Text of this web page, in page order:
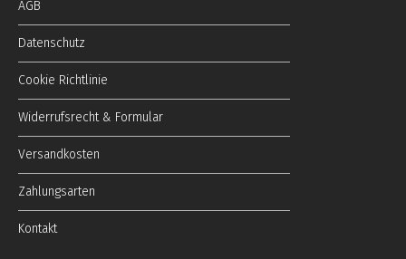
AGB
Datenschutz
Cookie Richtlinie
Widerrufsrecht & Formular
Versandkosten
Zahlungsarten
Kontakt